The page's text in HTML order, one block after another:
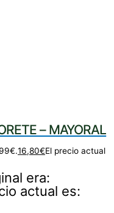
– MAYORAL
16,80€El precio actual
era:
actual es: